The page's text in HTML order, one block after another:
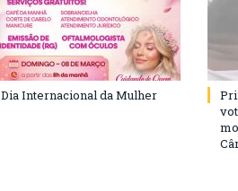
Dia Internacional da Mulher